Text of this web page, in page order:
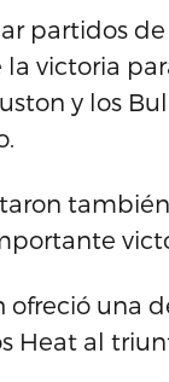
partidos
victoria
y los
ofreció una
Heat al